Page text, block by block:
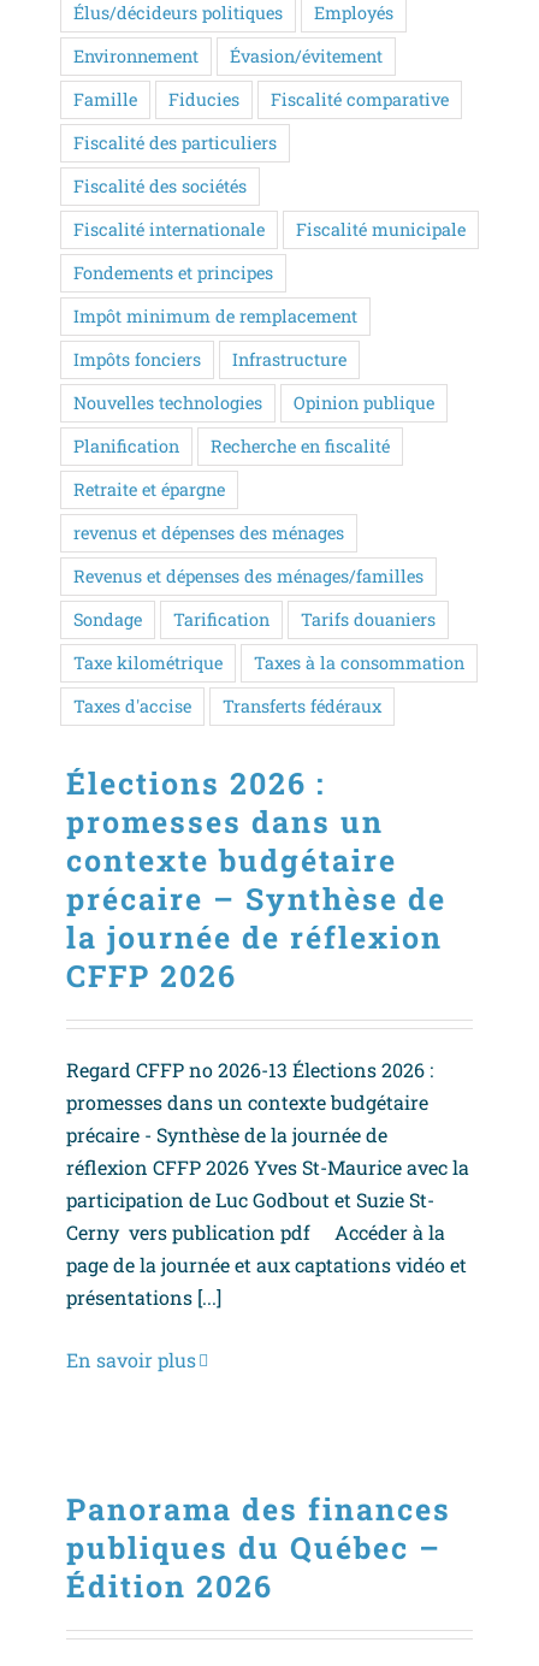
Élections 2026 :
promesses dans un
contexte budgétaire
précaire – Synthèse de
la journée de réflexion
CFFP 2026
Regard CFFP no 2026-13 Élections 2026 :
promesses dans un contexte budgétaire
précaire - Synthèse de la journée de
réflexion CFFP 2026 Yves St-Maurice avec la
participation de Luc Godbout et Suzie St-
Cerny vers publication pdf Accéder à la
page de la journée et aux captations vidéo et
présentations [...]
En savoir plus
Panorama des finances
publiques du Québec –
Édition 2026
Élus/décideurs politiques
Employés
Environnement
Évasion/évitement
Famille
Fiducies
Fiscalité comparative
Fiscalité des particuliers
Fiscalité des sociétés
Fiscalité internationale
Fiscalité municipale
Fondements et principes
Impôt minimum de remplacement
Impôts fonciers
Infrastructure
Nouvelles technologies
Opinion publique
Planification
Recherche en fiscalité
Retraite et épargne
revenus et dépenses des ménages
Revenus et dépenses des ménages/familles
Sondage
Tarification
Tarifs douaniers
Taxe kilométrique
Taxes à la consommation
Taxes d'accise
Transferts fédéraux